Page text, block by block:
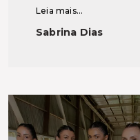
descolado.
Leia mais...
Sabrina Dias